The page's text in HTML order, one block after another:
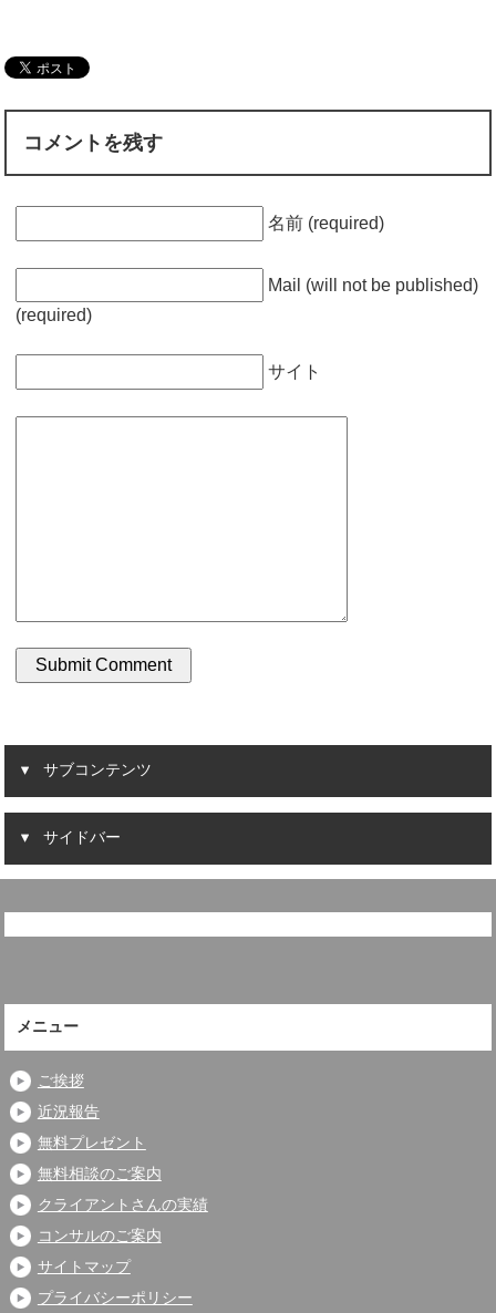
コメントを残す
名前 (required)
Mail (will not be published)
(required)
サイト
サブコンテンツ
サイドバー
メニュー
ご挨拶
近況報告
無料プレゼント
無料相談のご案内
クライアントさんの実績
コンサルのご案内
サイトマップ
プライバシーポリシー